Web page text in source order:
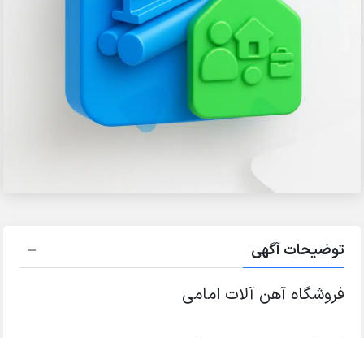
توضیحات آگهی
فروشگاه آهن آلات امامی